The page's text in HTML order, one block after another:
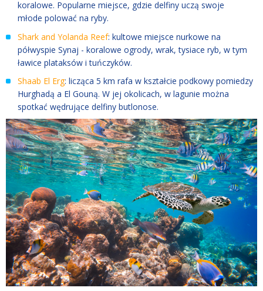
koralowe. Popularne miejsce, gdzie delfiny uczą swoje
młode polować na ryby.
Shark and Yolanda Reef: kultowe miejsce nurkowe na
półwyspie Synaj - koralowe ogrody, wrak, tysiace ryb, w tym
ławice plataksów i tuńczyków.
Shaab El Erg: licząca 5 km rafa w kształcie podkowy pomiedzy
Hurghadą a El Gouną. W jej okolicach, w lagunie można
spotkać wędrujące delfiny butlonose.